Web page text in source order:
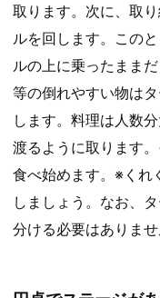
取ります。次に、取
ルを回します。この
ルの上に乗ったまま
等の倒れやすい物は
します。料理は人数
渡るように取ります
食べ始めます。※くれ
しましょう。なお、
分ける必要はありませ